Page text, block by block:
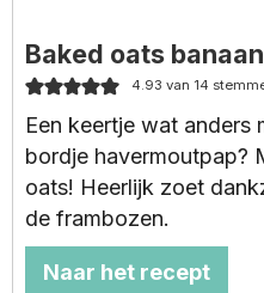
Baked oats
4.93 van 14
Een keertje wat anders
bordje havermoutpap?
oats! Heerlijk zoet
de frambozen.
Naar het recept